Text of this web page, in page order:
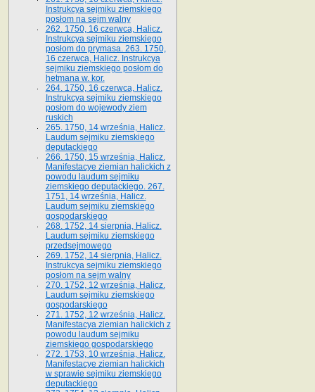
Instrukcya sejmiku ziemskiego
posłom na sejm walny
262. 1750, 16 czerwca, Halicz.
Instrukcya sejmiku ziemskiego
posłom do prymasa. 263. 1750,
16 czerwca, Halicz. Instrukcya
sejmiku ziemskiego posłom do
hetmana w. kor.
264. 1750, 16 czerwca, Halicz.
Instrukcya sejmiku ziemskiego
posłom do wojewody ziem
ruskich
265. 1750, 14 września, Halicz.
Laudum sejmiku ziemskiego
deputackiego
266. 1750, 15 września, Halicz.
Manifestacye ziemian halickich z
powodu laudum sejmiku
ziemskiego deputackiego. 267.
1751, 14 września, Halicz.
Laudum sejmiku ziemskiego
gospodarskiego
268. 1752, 14 sierpnia, Halicz.
Laudum sejmiku ziemskiego
przedsejmowego
269. 1752, 14 sierpnia, Halicz.
Instrukcya sejmiku ziemskiego
posłom na sejm walny
270. 1752, 12 września, Halicz.
Laudum sejmiku ziemskiego
gospodarskiego
271. 1752, 12 września, Halicz.
Manifestacya ziemian halickich z
powodu laudum sejmiku
ziemskiego gospodarskiego
272. 1753, 10 września, Halicz.
Manifestacye ziemian halickich
w sprawie sejmiku ziemskiego
deputackiego